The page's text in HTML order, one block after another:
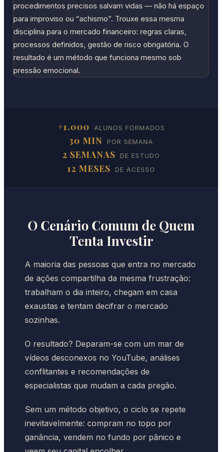
procedimentos precisos salvam vidas — não há espaço
para improviso ou “achismo”. Trouxe essa mesma
disciplina para o mercado financeiro: regras claras,
processos definidos, gestão de risco obrigatória. O
resultado é um método que funciona mesmo sob
pressão emocional.
+1.000 ALUNOS FORMADOS
30 MIN POR SEMANA
2 SEMANAS DE ESTUDO
12 MESES DE ACESSO
O Cenário Comum de Quem
Tenta Investir
A maioria das pessoas que entra no mercado
de ações compartilha da mesma frustração:
trabalham o dia inteiro, chegam em casa
exaustas e tentam decifrar o mercado
sozinhas.
O resultado? Deparam-se com um mar de
vídeos desconexos no YouTube, análises
conflitantes e recomendações de
especialistas que mudam a cada pregão.
Sem um método objetivo, o ciclo se repete
inevitavelmente: compram no topo por
ganância, vendem no fundo por pânico e